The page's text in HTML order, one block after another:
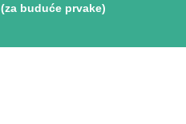
(za buduće prvake)